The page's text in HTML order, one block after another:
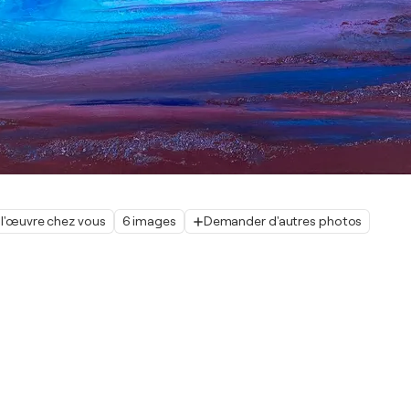
l'œuvre chez vous 6 images Demander d'autres photos